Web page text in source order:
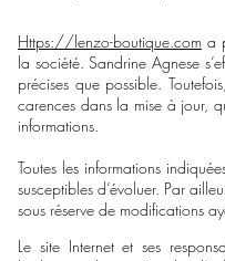
Https://lenzo-boutique.com a
la société. Sandrine Agnese
précises que possible.
carences dans la mise à jour,
informations.
Toutes les informations
susceptibles d’évoluer. Par
sous réserve de modifications
Le site Internet et ses